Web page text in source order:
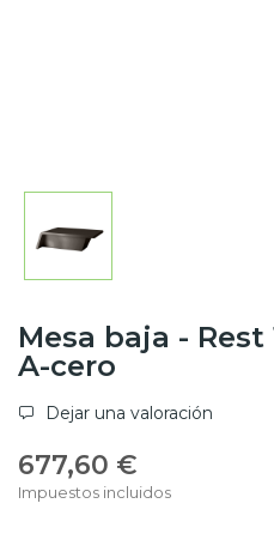
Mesa baja -
A-cero
Dejar una valoración
677,60 €
Impuestos incluidos